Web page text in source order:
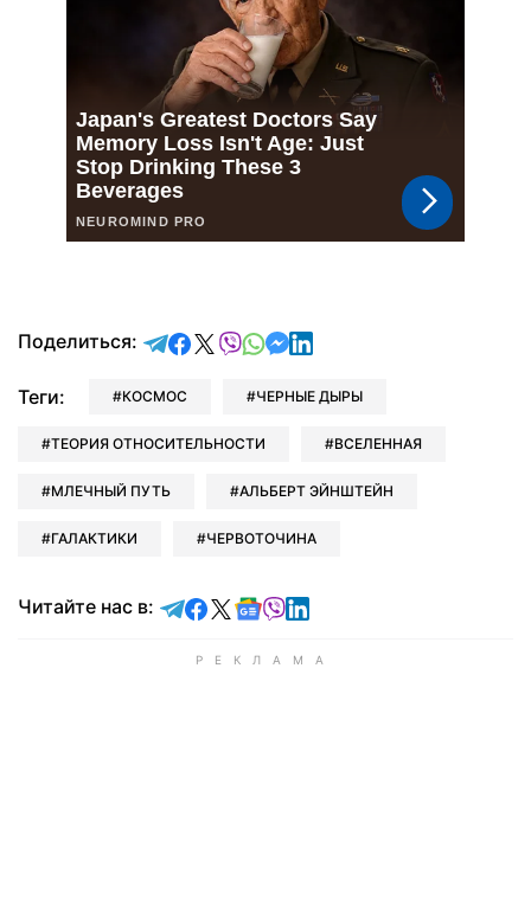
Поделиться: отправить в Telegram
поделиться в Facebook
поделиться в X
отправить в Viber
отправить в Whatsapp
отправить в Messenger
отправить в LinkedIn
Теги: КОСМОС ЧЕРНЫЕ ДЫРЫ
ТЕОРИЯ ОТНОСИТЕЛЬНОСТИ ВСЕЛЕННАЯ
МЛЕЧНЫЙ ПУТЬ АЛЬБЕРТ ЭЙНШТЕЙН
ГАЛАКТИКИ ЧЕРВОТОЧИНА
Читайте нас в: Читайте в Telegram
Читайте в Facebook
Читайте в X
Читайте в Google news
Читайте в Viber
Читайте в LinkedIn